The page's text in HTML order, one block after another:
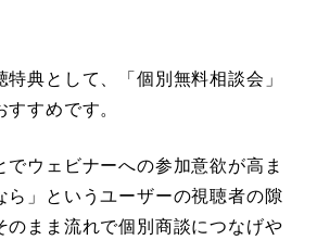
特典として、「個別無料相談会」
すめです。
でウェビナーへの参加意欲が高ま
ら」というユーザーの視聴者の隙
のまま流れで個別商談につなげや